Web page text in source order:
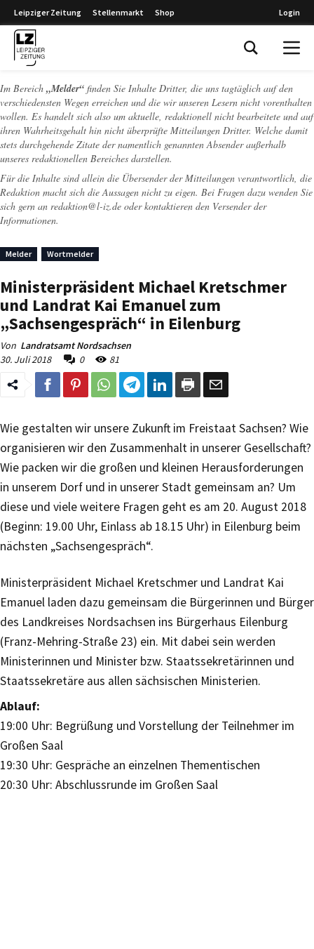
Leipziger Zeitung Stellenmarkt Shop Login
Im Bereich „Melder“ finden Sie Inhalte Dritter, die uns tagtäglich auf den
verschiedensten Wegen erreichen und die wir unseren Lesern nicht vorenthalten
wollen. Es handelt sich also um aktuelle, redaktionell nicht bearbeitete und auf
ihren Wahrheitsgehalt hin nicht überprüfte Mitteilungen Dritter. Welche damit
stets durchgehende Zitate der namentlich genannten Absender außerhalb
unseres redaktionellen Bereiches darstellen.
Für die Inhalte sind allein die Übersender der Mitteilungen verantwortlich, die
Redaktion macht sich die Aussagen nicht zu eigen. Bei Fragen dazu wenden Sie
sich gern an redaktion@l-iz.de oder kontaktieren den Versender der
Informationen.
Melder Wortmelder
Ministerpräsident Michael Kretschmer
und Landrat Kai Emanuel zum
„Sachsengespräch“ in Eilenburg
Von Landratsamt Nordsachsen
30. Juli 2018
0 81
Wie gestalten wir unsere Zukunft im Freistaat Sachsen? Wie
organisieren wir den Zusammenhalt in unserer Gesellschaft?
Wie packen wir die großen und kleinen Herausforderungen
in unserem Dorf und in unserer Stadt gemeinsam an? Um
diese und viele weitere Fragen geht es am 20. August 2018
(Beginn: 19.00 Uhr, Einlass ab 18.15 Uhr) in Eilenburg beim
nächsten „Sachsengespräch“.
Ministerpräsident Michael Kretschmer und Landrat Kai
Emanuel laden dazu gemeinsam die Bürgerinnen und Bürger
des Landkreises Nordsachsen ins Bürgerhaus Eilenburg
(Franz-Mehring-Straße 23) ein. Mit dabei sein werden
Ministerinnen und Minister bzw. Staatssekretärinnen und
Staatssekretäre aus allen sächsischen Ministerien.
Ablauf:
19:00 Uhr: Begrüßung und Vorstellung der Teilnehmer im
Großen Saal
19:30 Uhr: Gespräche an einzelnen Thementischen
20:30 Uhr: Abschlussrunde im Großen Saal